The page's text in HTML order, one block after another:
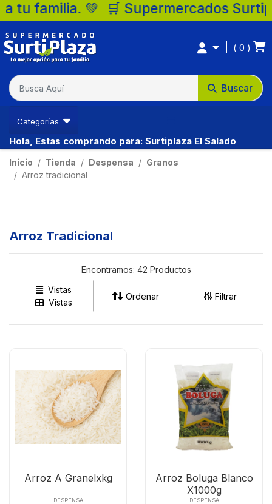
Surtiplaza, la mejor
Buscar
0
Categorías
Hola, Estas comprando para: Surtiplaza El Salado
Inicio Tienda Despensa
Granos
Arroz tradicional
Arroz Tradicional
Encontramos: 42 Productos
Vistas
Vistas
Ordenar Filtrar
Arroz A Granelxkg
DESPENSA
Arroz Boluga Blanco
X1000g
DESPENSA